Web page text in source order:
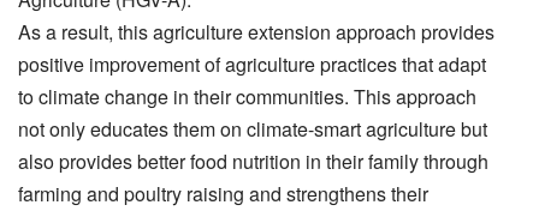
As a result, this agriculture extension approach provides
positive improvement of agriculture practices that adapt
to climate change in their communities. This approach
not only educates them on climate-smart agriculture but
also provides better food nutrition in their family through
farming and poultry raising and strengthens their